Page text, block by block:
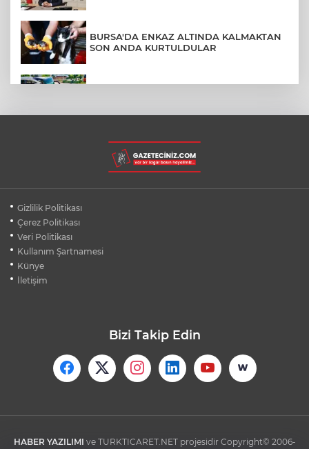
BURSA'DA ENKAZ ALTINDA KALMAKTAN
SON ANDA KURTULDULAR
BURSA'DA DEPO YANGINI BİNAYA
SIÇRAMADAN SÖNDÜRÜLDÜ
SİLİVRİ'DE YANGIN: MAHSUR KALANLAR
Gizlilik Politikası
Çerez Politikası
Veri Politikası
Kullanım Şartnamesi
Künye
İletişim
Bizi Takip Edin
HABER YAZILIMI ve TURKTICARET.NET projesidir Copyright© 2006-